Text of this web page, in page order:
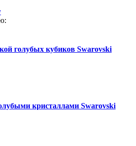
голубых кубиков Swarovski
кристаллами Swarovski